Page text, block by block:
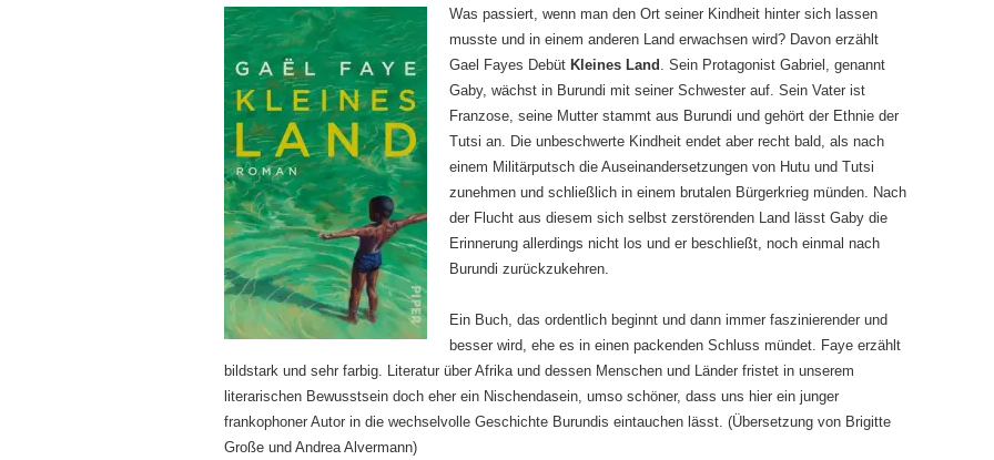
Was passiert, wenn man den Ort seiner Kindheit hinter sich lassen
musste und in einem anderen Land erwachsen wird? Davon erzählt
Gael Fayes Debüt Kleines Land . Sein Protagonist Gabriel, genannt
Gaby, wächst in Burundi mit seiner Schwester auf. Sein Vater ist
Franzose, seine Mutter stammt aus Burundi und gehört der Ethnie der
Tutsi an. Die unbeschwerte Kindheit endet aber recht bald, als nach
einem Militärputsch die Auseinandersetzungen von Hutu und Tutsi
zunehmen und schließlich in einem brutalen Bürgerkrieg münden. Nach
der Flucht aus diesem sich selbst zerstörenden Land lässt Gaby die
Erinnerung allerdings nicht los und er beschließt, noch einmal nach
Burundi zurückzukehren.
Ein Buch, das ordentlich beginnt und dann immer faszinierender und
besser wird, ehe es in einen packenden Schluss mündet. Faye erzählt
bildstark und sehr farbig. Literatur über Afrika und dessen Menschen und Länder fristet in unserem
literarischen Bewusstsein doch eher ein Nischendasein, umso schöner, dass uns hier ein junger
frankophoner Autor in die wechselvolle Geschichte Burundis eintauchen lässt. (Übersetzung von Brigitte
Große und Andrea Alvermann)